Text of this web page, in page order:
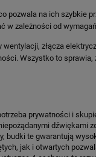
pozwala na ich szybkie
w zależności od
złącza
Wszystko to sprawia,
prywatności i
dźwiękami
budki te gwarantują
jak i otwartych